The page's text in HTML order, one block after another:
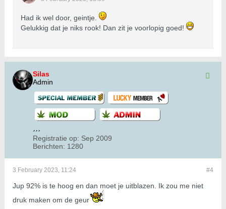
Had ik wel door, geintje.
Gelukkig dat je niks rook! Dan zit je voorlopig goed!
Silas
Admin
Registratie op: Sep 2009
Berichten: 1280
#4
3 February 2023, 11:24
Jup 92% is te hoog en dan moet je uitblazen. Ik zou me niet
druk maken om de geur